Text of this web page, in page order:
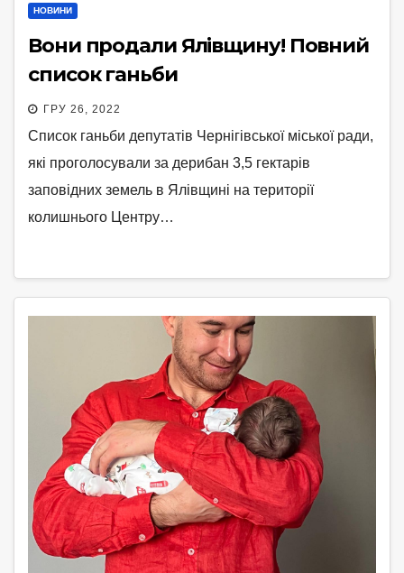
НОВИНИ
Вони продали Ялівщину! Повний
список ганьби
ГРУ 26, 2022
Список ганьби депутатів Чернігівської міської ради,
які проголосували за дерибан 3,5 гектарів
заповідних земель в Ялівщині на території
колишнього Центру…